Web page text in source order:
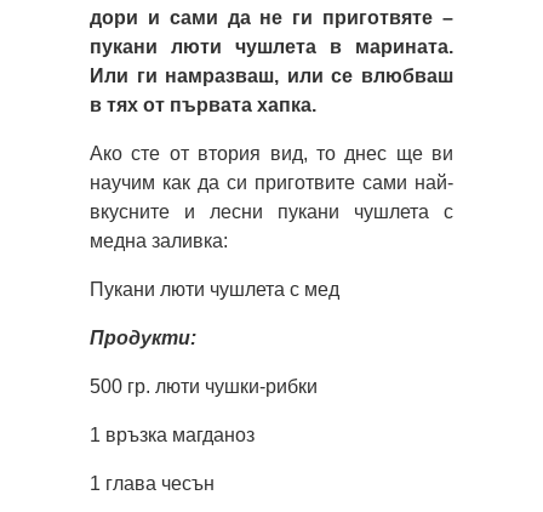
дори и сами да не ги приготвяте –
пукани люти чушлета в марината.
Или ги намразваш, или се влюбваш
в тях от първата хапка.
Ако сте от втория вид, то днес ще ви
научим как да си приготвите сами най-
вкусните и лесни пукани чушлета с
медна заливка:
Пукани люти чушлета с мед
Продукти:
500 гр. люти чушки-рибки
1 връзка магданоз
1 глава чесън